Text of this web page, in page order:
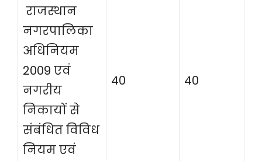
राजस्थान
नगरपालिका
अधिनियम
2009 एवं
नगरीय
निकायों से
संबंधित विविध
नियम एवं
40 40